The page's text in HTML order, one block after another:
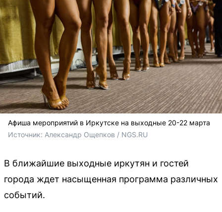
Афиша мероприятий в Иркутске на выходные 20-22 марта
Источник: Александр Ощепков / NGS.RU
В ближайшие выходные иркутян и гостей
города ждет насыщенная программа различных
событий.